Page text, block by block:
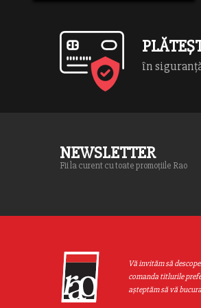
în
NEWSLETTER
Fii la curent cu toate promoțiile Rao
Vă invităm să
comanda titlurile
aşteptăm să vă